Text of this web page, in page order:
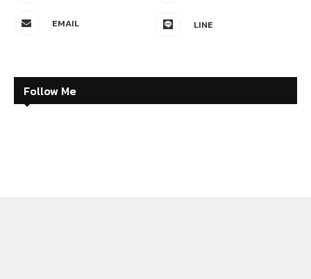
EMAIL LINE
Follow Me